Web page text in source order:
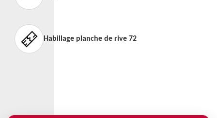
Habillage planche de rive 72